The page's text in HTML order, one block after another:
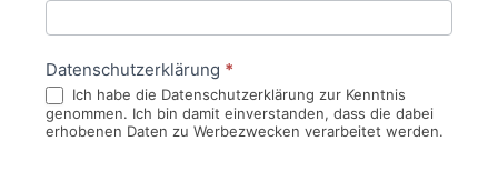
Datenschutzerklärung *
Ich habe die Datenschutzerklärung zur Kenntnis
genommen. Ich bin damit einverstanden, dass die dabei
erhobenen Daten zu Werbezwecken verarbeitet werden.